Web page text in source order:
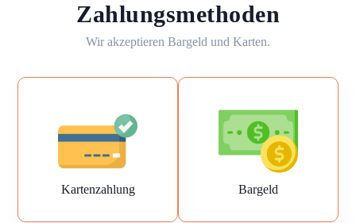
Zahlungsmethoden
Wir akzeptieren Bargeld und Karten.
Kartenzahlung Bargeld